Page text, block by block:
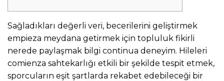
Sağladıkları değerli veri, becerilerini geliştirmek
empieza meydana getirmek için topluluk fikirli
nerede paylaşmak bilgi continua deneyim. Hileleri
comienza sahtekarlığı etkili bir şekilde tespit etmek,
sporcuların eşit şartlarda rekabet edebileceği bir